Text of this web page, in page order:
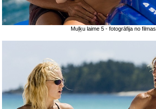
Muļķu laime 5 - fotogrāfija no filmas